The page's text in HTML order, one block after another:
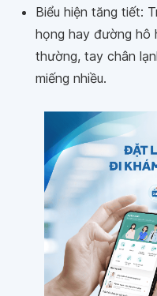
Biểu hiện tăng tiết:
họng hay đường hô
thường, tay chân
miếng nhiều.